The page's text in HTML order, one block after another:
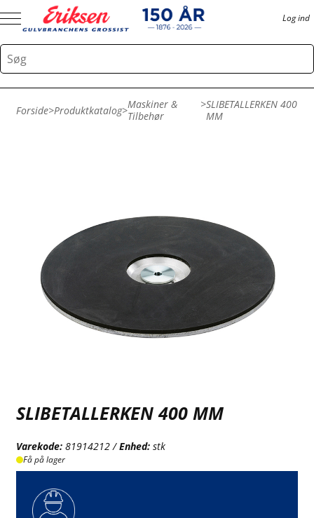
Log ind
Forside>Produktkatalog>Maskiner &
Tilbehør
>SLIBETALLERKEN 400
MM
SLIBETALLERKEN 400 MM
Varekode: 81914212 /Enhed: stk
Få på lager